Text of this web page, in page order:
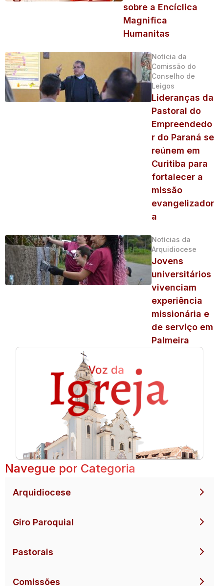
sobre a Encíclica
Magnifica
Humanitas
Notícia da
Comissão do
Conselho de
Leigos
Lideranças da
Pastoral do
Empreendedo
r do Paraná se
reúnem em
Curitiba para
fortalecer a
missão
evangelizador
a
Notícias da
Arquidiocese
Jovens
universitários
vivenciam
experiência
missionária e
de serviço em
Palmeira
Navegue por Categoria
Arquidiocese
Giro Paroquial
Pastorais
Comissões